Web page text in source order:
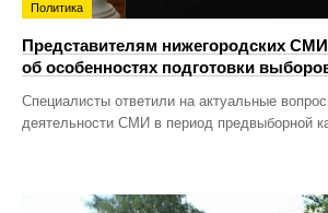
Политика
Представителям нижегородских СМИ
об особенностях подготовки
Специалисты ответили на актуальные
деятельности СМИ в период предвыборной